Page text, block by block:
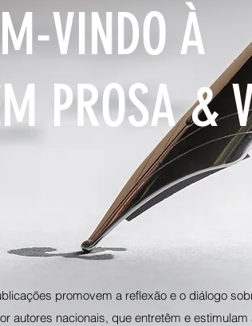
VINDO À
PROSA &
promovem a reflexão e o diálogo
autores nacionais, que entretêm e estimulam